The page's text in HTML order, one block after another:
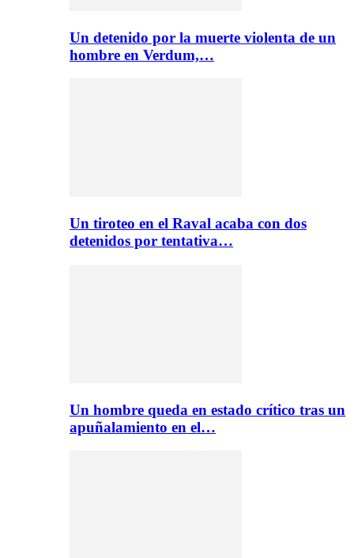
Un detenido por la muerte violenta de un
hombre en Verdum,…
Un tiroteo en el Raval acaba con dos
detenidos por tentativa…
Un hombre queda en estado crítico tras un
apuñalamiento en el…